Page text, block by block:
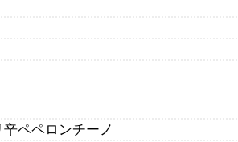
ペペロンチーノ